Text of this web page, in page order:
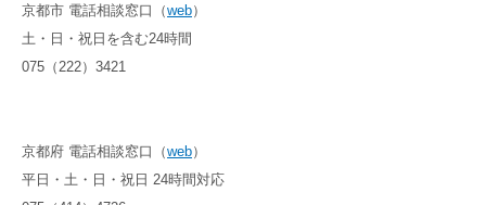
京都市 電話相談窓口（web）
土・日・祝日を含む24時間
075（222）3421
京都府 電話相談窓口（web）
平日・土・日・祝日 24時間対応